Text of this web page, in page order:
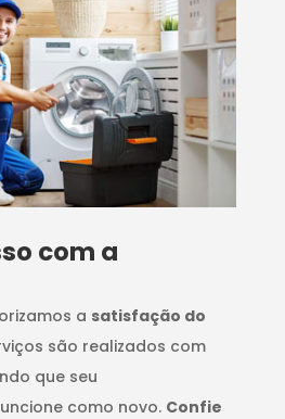
com a
a satisfação do
são realizados com
que seu
como novo. Confie